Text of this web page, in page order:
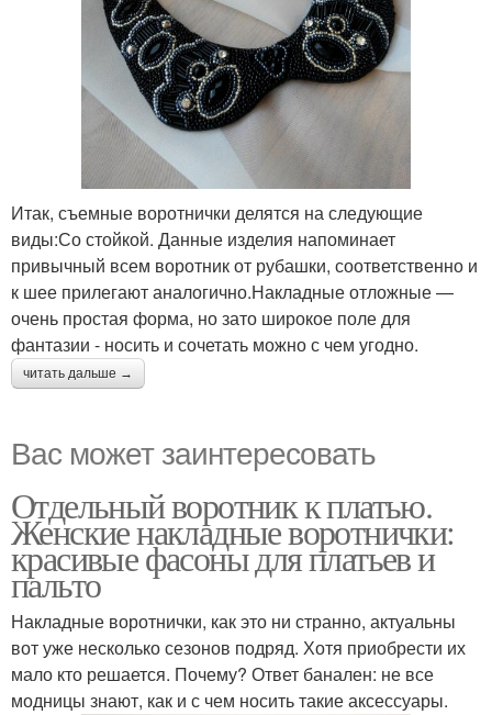
Итак, съемные воротнички делятся на следующие
виды:Со стойкой. Данные изделия напоминает
привычный всем воротник от рубашки, соответственно и
к шее прилегают аналогично.Накладные отложные —
очень простая форма, но зато широкое поле для
фантазии - носить и сочетать можно с чем угодно.
читать дальше →
Вас может заинтересовать
Отдельный воротник к платью.
Женские накладные воротнички:
красивые фасоны для платьев и
пальто
Накладные воротнички, как это ни странно, актуальны
вот уже несколько сезонов подряд. Хотя приобрести их
мало кто решается. Почему? Ответ банален: не все
модницы знают, как и с чем носить такие аксессуары.